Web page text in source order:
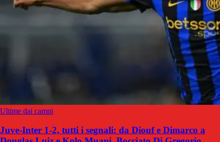
Ultime dai campi
Juve-Inter 1-2, tutti i segnali: da Diouf e Dimarco a